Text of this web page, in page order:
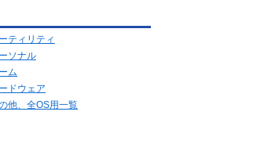
ティリティ
ソナル
ム
ドウェア
他、全OS用一覧